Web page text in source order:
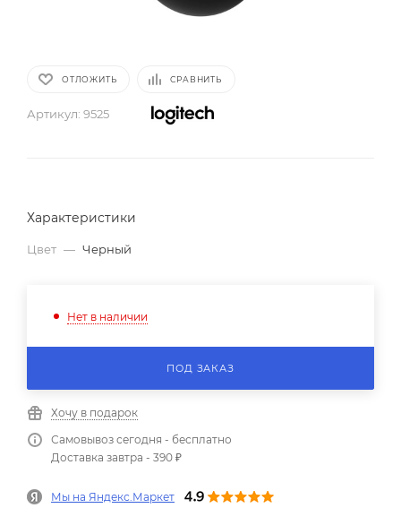
ОТЛОЖИТЬ СРАВНИТЬ
Артикул: 9525
Характеристики
Цвет — Черный
Нет в наличии
ПОД ЗАКАЗ
Хочу в подарок
Самовывоз сегодня - бесплатно
Доставка завтра - 390 ₽
Мы на Яндекс.Маркет